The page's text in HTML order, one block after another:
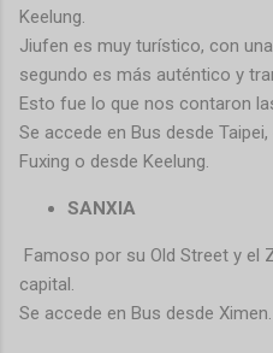
Keelung.
Jiufen es muy turístico, con
segundo es más auténtico y
Esto fue lo que nos contaron
Se accede en Bus desde
Fuxing o desde Keelung.
SANXIA
Famoso por su Old Street y el
capital.
Se accede en Bus desde Ximen.